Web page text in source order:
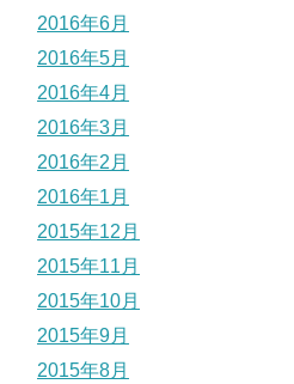
2016年6月
2016年5月
2016年4月
2016年3月
2016年2月
2016年1月
2015年12月
2015年11月
2015年10月
2015年9月
2015年8月